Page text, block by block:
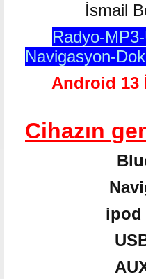
İsmail
Radyo-
Navigasyon-
Android 13
Cihazın
ipod